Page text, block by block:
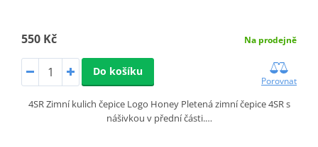
550 Kč Na prodejně
Do košíku
Porovnat
4SR Zimní kulich čepice Logo Honey Pletená zimní čepice 4SR s
nášivkou v přední části.…